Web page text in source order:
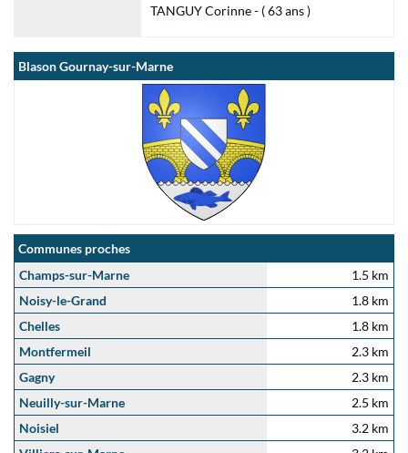
TANGUY Corinne - ( 63 ans )
Blason Gournay-sur-Marne
Communes proches
Champs-sur-Marne
1.5 km
Noisy-le-Grand
1.8 km
Chelles
1.8 km
Montfermeil
2.3 km
Gagny
2.3 km
Neuilly-sur-Marne
2.5 km
Noisiel
3.2 km